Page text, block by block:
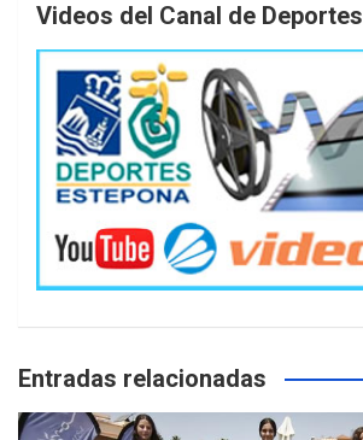
Videos del Canal de Deportes
Entradas relacionadas